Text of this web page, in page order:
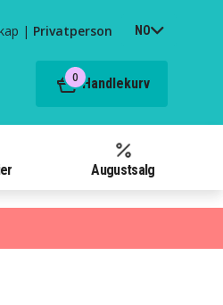
| Privatperson NO
0 Handlekurv
Augustsalg